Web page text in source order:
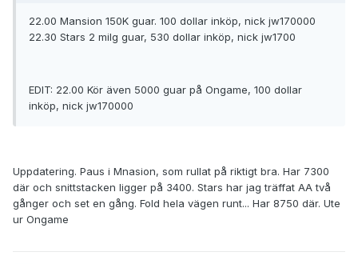
22.00 Mansion 150K guar. 100 dollar inköp, nick jw170000
22.30 Stars 2 milg guar, 530 dollar inköp, nick jw1700
EDIT: 22.00 Kör även 5000 guar på Ongame, 100 dollar
inköp, nick jw170000
Uppdatering. Paus i Mnasion, som rullat på riktigt bra. Har 7300
där och snittstacken ligger på 3400. Stars har jag träffat AA två
gånger och set en gång. Fold hela vägen runt... Har 8750 där. Ute
ur Ongame